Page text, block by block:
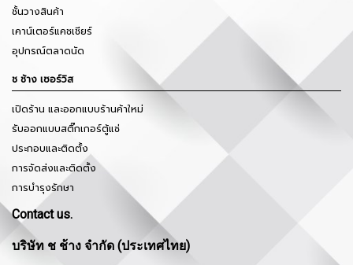
ชั้นวางสินค้า
เคาน์เตอร์แคชเชียร์
อุปกรณ์ตลาดนัด
ช ช้าง เซอร์วิส
เปิดร้าน และออกแบบร้านค้าใหม่
รับออกแบบสติ๊กเกอร์ตู้แช่
ประกอบและติดตั้ง
การจัดส่งและติดตั้ง
การบำรุงรักษา
Contact us.
บริษัท ช ช้าง จำกัด (ประเทศไทย)